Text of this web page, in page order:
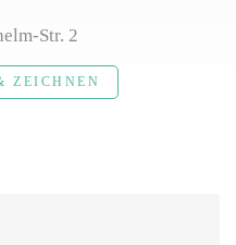
Str. 2
ZEICHNEN